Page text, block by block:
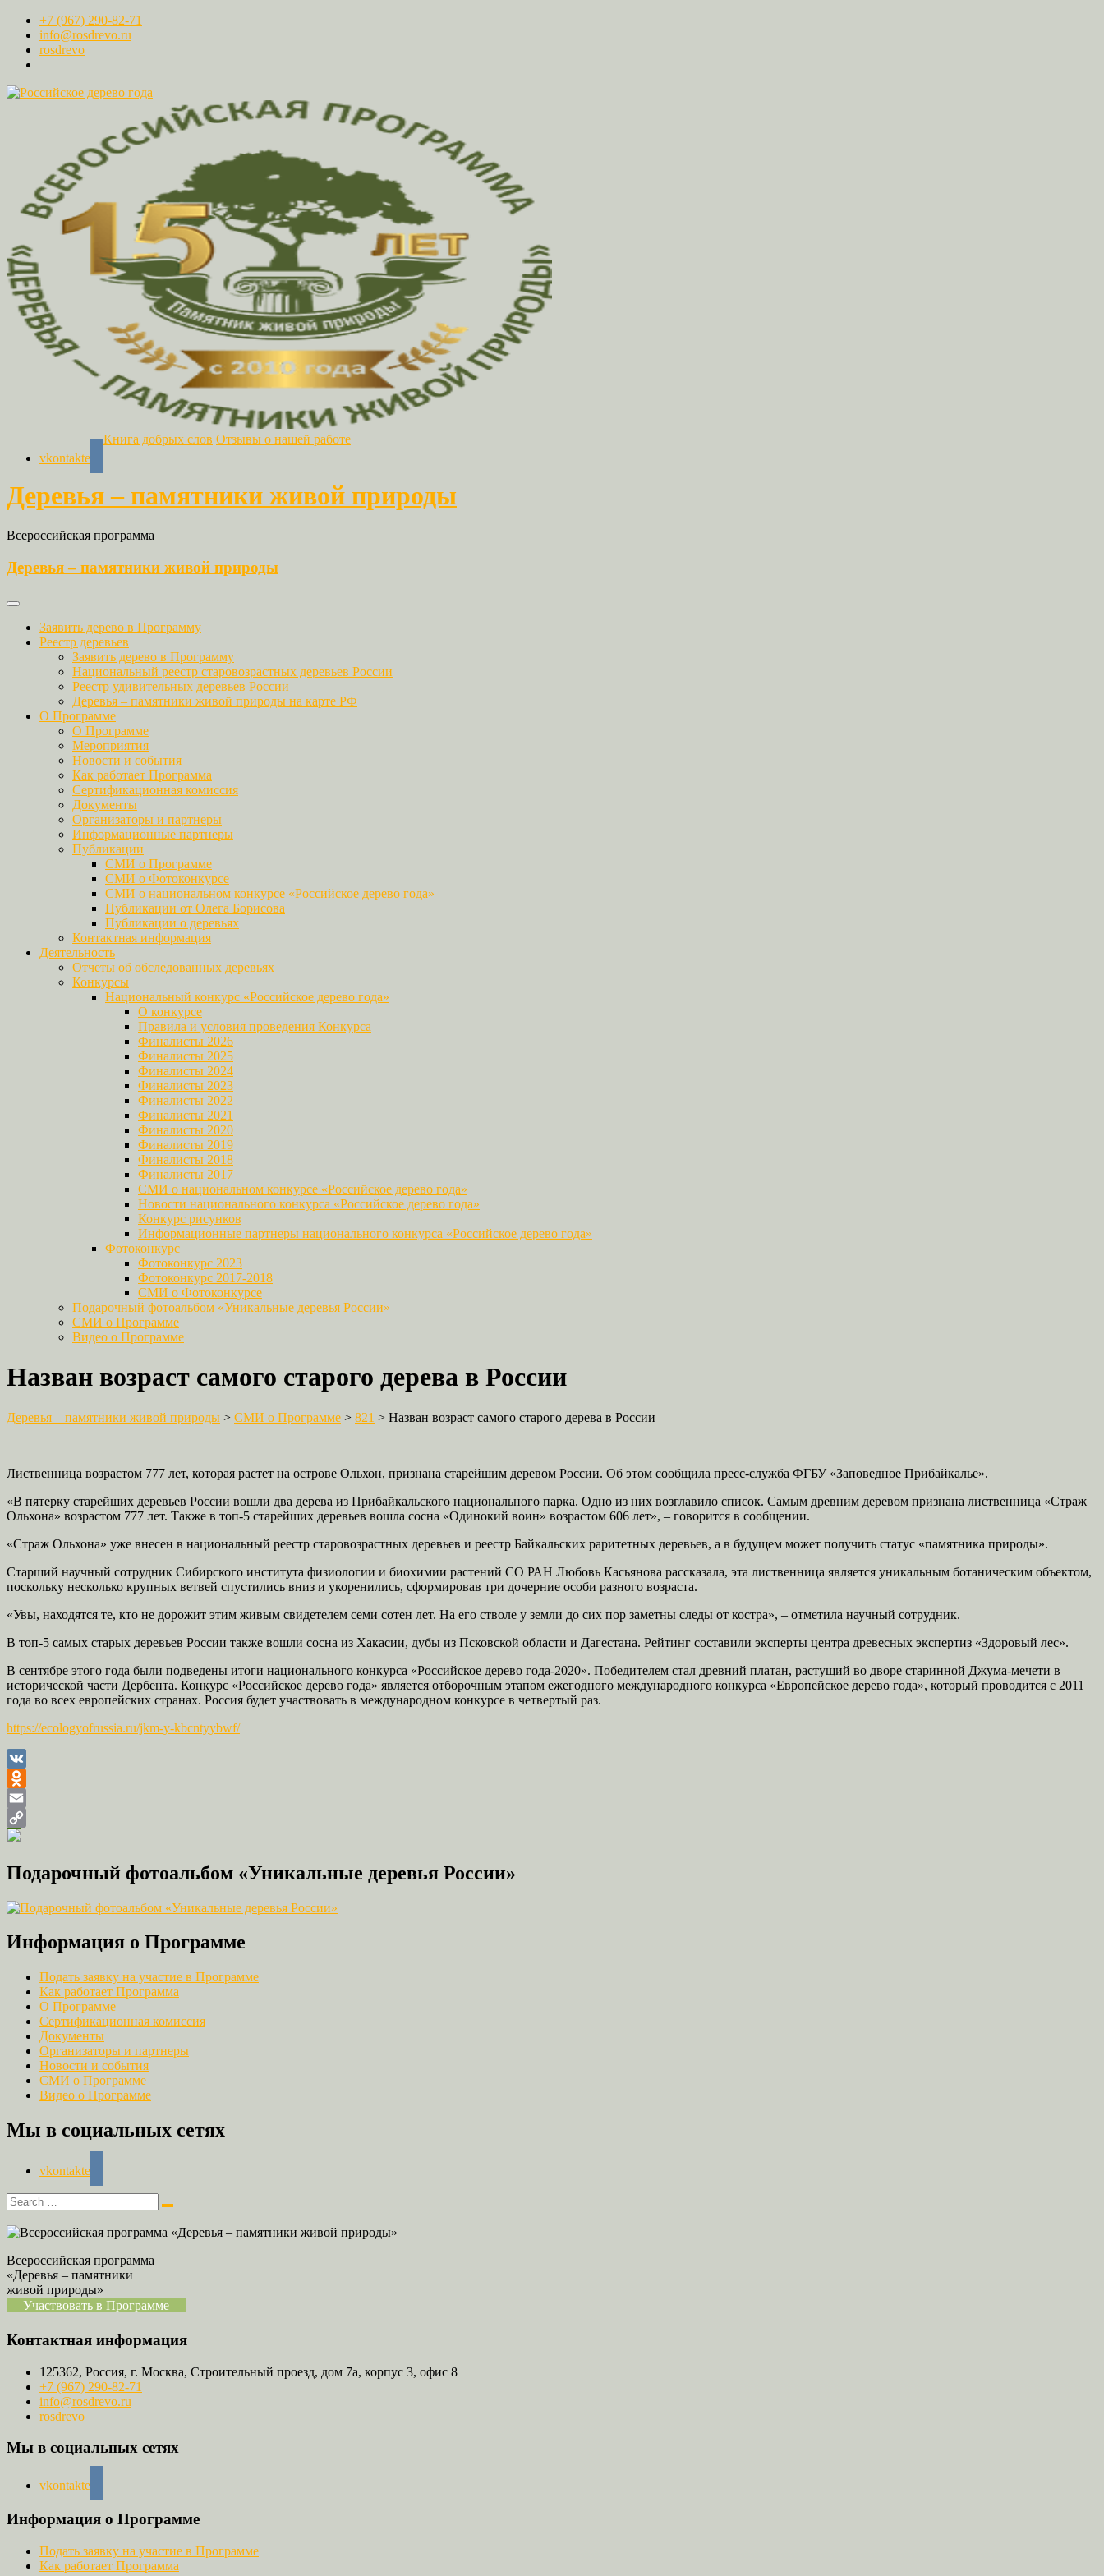
+7 (967) 290-82-71
info@rosdrevo.ru
rosdrevo
vkontakte
Книга добрых слов Отзывы о нашей работе
Деревья – памятники живой природы
Всероссийская программа
Деревья – памятники живой природы
Заявить дерево в Программу
Реестр деревьев
Заявить дерево в Программу
Национальный реестр старовозрастных деревьев России
Реестр удивительных деревьев России
Деревья – памятники живой природы на карте РФ
О Программе
О Программе
Мероприятия
Новости и события
Как работает Программа
Сертификационная комиссия
Документы
Организаторы и партнеры
Информационные партнеры
Публикации
СМИ о Программе
СМИ о Фотоконкурсе
СМИ о национальном конкурсе «Российское дерево года»
Публикации от Олега Борисова
Публикации о деревьях
Контактная информация
Деятельность
Отчеты об обследованных деревьях
Конкурсы
Национальный конкурс «Российское дерево года»
О конкурсе
Правила и условия проведения Конкурса
Финалисты 2026
Финалисты 2025
Финалисты 2024
Финалисты 2023
Финалисты 2022
Финалисты 2021
Финалисты 2020
Финалисты 2019
Финалисты 2018
Финалисты 2017
СМИ о национальном конкурсе «Российское дерево года»
Новости национального конкурса «Российское дерево года»
Конкурс рисунков
Информационные партнеры национального конкурса «Российское дерево года»
Фотоконкурс
Фотоконкурс 2023
Фотоконкурс 2017-2018
СМИ о Фотоконкурсе
Подарочный фотоальбом «Уникальные деревья России»
СМИ о Программе
Видео о Программе
Назван возраст самого старого дерева в России
Деревья – памятники живой природы > СМИ о Программе > 821 > Назван возраст самого старого дерева в России
Лиственница возрастом 777 лет, которая растет на острове Ольхон, признана старейшим деревом России. Об этом сообщила пресс-служба ФГБУ «Заповедное Прибайкалье».
«В пятерку старейших деревьев России вошли два дерева из Прибайкальского национального парка. Одно из них возглавило список. Самым древним деревом признана лиственница «Страж
Ольхона» возрастом 777 лет. Также в топ-5 старейших деревьев вошла сосна «Одинокий воин» возрастом 606 лет», – говорится в сообщении.
«Страж Ольхона» уже внесен в национальный реестр старовозрастных деревьев и реестр Байкальских раритетных деревьев, а в будущем может получить статус «памятника природы».
Старший научный сотрудник Сибирского института физиологии и биохимии растений СО РАН Любовь Касьянова рассказала, эта лиственница является уникальным ботаническим объектом,
поскольку несколько крупных ветвей спустились вниз и укоренились, сформировав три дочерние особи разного возраста.
«Увы, находятся те, кто не дорожит этим живым свидетелем семи сотен лет. На его стволе у земли до сих пор заметны следы от костра», – отметила научный сотрудник.
В топ-5 самых старых деревьев России также вошли сосна из Хакасии, дубы из Псковской области и Дагестана. Рейтинг составили эксперты центра древесных экспертиз «Здоровый лес».
В сентябре этого года были подведены итоги национального конкурса «Российское дерево года-2020». Победителем стал древний платан, растущий во дворе старинной Джума-мечети в
исторической части Дербента. Конкурс «Российское дерево года» является отборочным этапом ежегодного международного конкурса «Европейское дерево года», который проводится с 2011
года во всех европейских странах. Россия будет участвовать в международном конкурсе в четвертый раз.
https://ecologyofrussia.ru/jkm-y-kbcntyybwf/
VK
Odnoklassniki
Email
Copy
Подарочный фотоальбом «Уникальные деревья России»
Информация о Программе
Подать заявку на участие в Программе
Как работает Программа
О Программе
Сертификационная комиссия
Документы
Организаторы и партнеры
Новости и события
СМИ о Программе
Видео о Программе
Мы в социальных сетях
vkontakte
Всероссийская программа
«Деревья – памятники
живой природы»
Участвовать в Программе
Контактная информация
125362, Россия, г. Москва, Строительный проезд, дом 7а, корпус 3, офис 8
+7 (967) 290-82-71
info@rosdrevo.ru
rosdrevo
Мы в социальных сетях
vkontakte
Информация о Программе
Подать заявку на участие в Программе
Как работает Программа